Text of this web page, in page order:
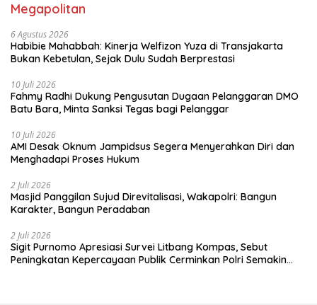
Megapolitan
6 Agustus 2026
Habibie Mahabbah: Kinerja Welfizon Yuza di Transjakarta
Bukan Kebetulan, Sejak Dulu Sudah Berprestasi
10 Juli 2026
Fahmy Radhi Dukung Pengusutan Dugaan Pelanggaran DMO
Batu Bara, Minta Sanksi Tegas bagi Pelanggar
10 Juli 2026
AMI Desak Oknum Jampidsus Segera Menyerahkan Diri dan
Menghadapi Proses Hukum
2 Juli 2026
Masjid Panggilan Sujud Direvitalisasi, Wakapolri: Bangun
Karakter, Bangun Peradaban
2 Juli 2026
Sigit Purnomo Apresiasi Survei Litbang Kompas, Sebut
Peningkatan Kepercayaan Publik Cerminkan Polri Semakin